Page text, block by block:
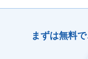
まずは無料